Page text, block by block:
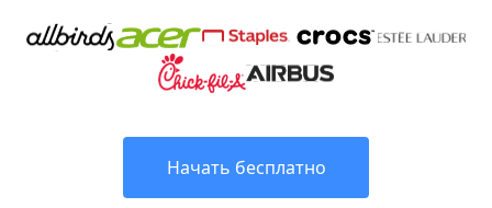
Начать бесплатно